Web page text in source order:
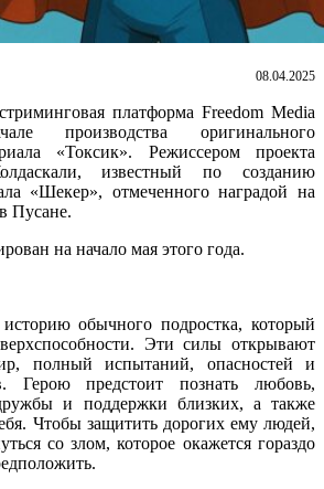
08.04.2025
платформа Freedom Media
производства оригинального
«Токсик». Режиссером проекта
известный по созданию
«Шекер», отмеченного наградой на
Пусане.
на начало мая этого года.
историю обычного подростка, который
Эти силы открывают
полный испытаний, опасностей и
Герою предстоит познать любовь,
и поддержки близких, а также
Чтобы защитить дорогих ему людей,
со злом, которое окажется гораздо